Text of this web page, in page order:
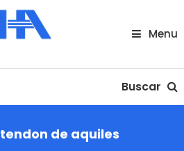
Menu
Buscar
tendon de aquiles